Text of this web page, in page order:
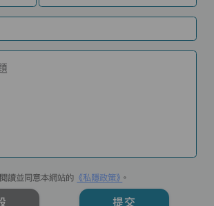
讀並同意本網站的 《私隱政策》 。
提交